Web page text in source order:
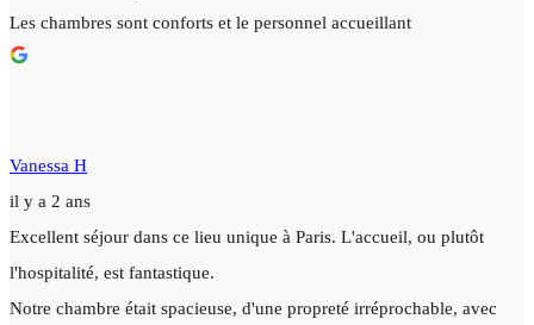
Les chambres sont conforts et le personnel accueillant
Vanessa H
il y a 2 ans
Excellent séjour dans ce lieu unique à Paris. L'accueil, ou plutôt
l'hospitalité, est fantastique.
Notre chambre était spacieuse, d'une propreté irréprochable, avec